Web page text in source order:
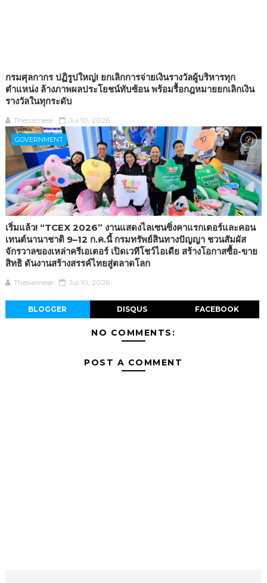
กรมศุลกากร ปฏิรูปใหญ่! ยกเลิกการจ่ายเงินรางวัลผู้บริหารทุก
ตำแหน่ง ล้างภาพผลประโยชน์ทับซ้อน พร้อมรื้อกฎหมายยกเลิกเงิน
รางวัลในทุกระดับ
Thesiamese Jul 10, 2026
GOVERNMENT
เริ่มแล้ว! “TCEX 2026” งานแสดงไลเซนซิ่งคาแรกเตอร์และคอน
เทนต์นานาชาติ 9–12 ก.ค.นี้ กรมทรัพย์สินทางปัญญา ชวนสัมผัส
จักรวาลของเหล่าครีเอเตอร์ เปิดเวทีโชว์ไอเดีย สร้างโอกาสซื้อ-ขาย
สิทธิ ดันงานสร้างสรรค์ไทยสู่ตลาดโลก
Thesiamese Jul 10, 2026
BLOGGER DISQUS FACEBOOK
NO COMMENTS:
POST A COMMENT